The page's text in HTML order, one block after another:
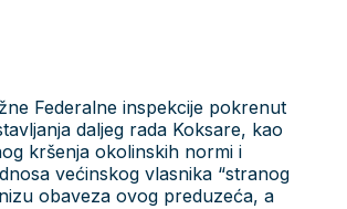
Federalne inspekcije pokrenut
daljeg rada Koksare, kao
kršenja okolinskih normi i
većinskog vlasnika “stranog
obaveza ovog preduzeća, a